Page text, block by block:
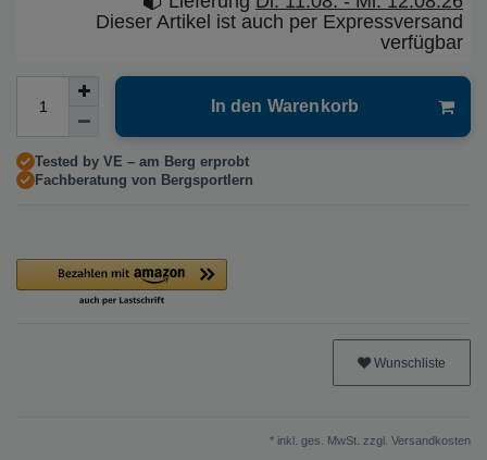
Dieser Artikel ist auch per Expressversand
verfügbar
In den Warenkorb
Tested by VE – am Berg erprobt
Fachberatung von Bergsportlern
Wunschliste
* inkl. ges. MwSt. zzgl. Versandkosten